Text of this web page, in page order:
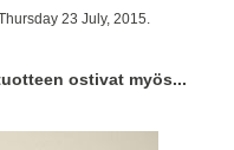
23 July, 2015.
ostivat myös...